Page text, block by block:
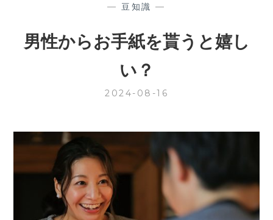
— 豆知識 —
男性からお手紙を貰うと嬉し
い？
2024-08-16